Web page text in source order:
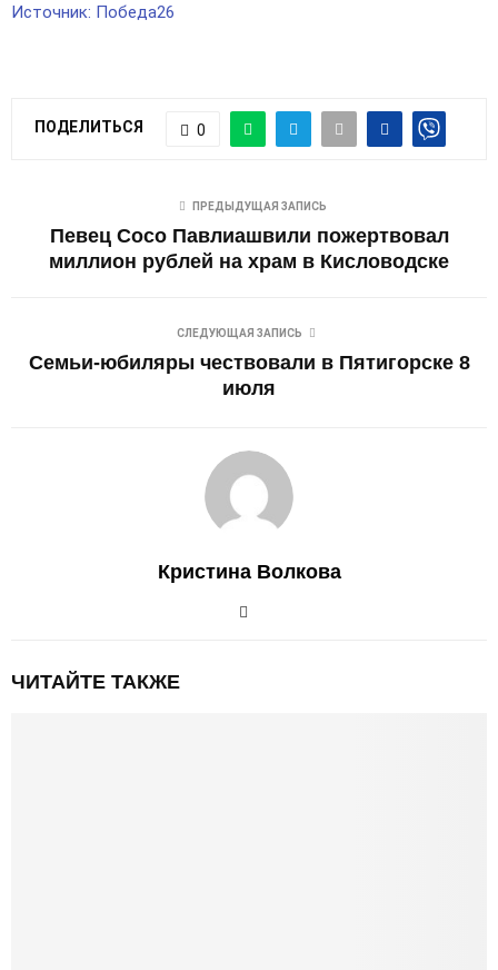
Источник: Победа26
ПОДЕЛИТЬСЯ 0
ПРЕДЫДУЩАЯ ЗАПИСЬ
Певец Сосо Павлиашвили пожертвовал
миллион рублей на храм в Кисловодске
СЛЕДУЮЩАЯ ЗАПИСЬ
Семьи-юбиляры чествовали в Пятигорске 8
июля
Кристина Волкова
ЧИТАЙТЕ ТАКЖЕ